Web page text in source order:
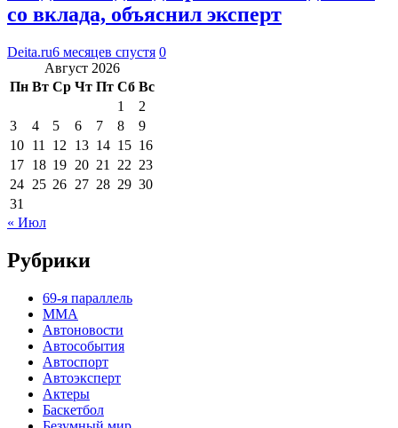
со вклада, объяснил эксперт
Deita.ru6 месяцев спустя 0
Август 2026
Пн Вт Ср Чт Пт Сб Вс
1
2
3
4 5 6 7 8
9
10 11 12 13 14 15 16
17 18 19 20 21 22 23
24 25 26 27 28 29 30
31
« Июл
Рубрики
69-я параллель
MMA
Автоновости
Автособытия
Автоспорт
Автоэксперт
Актеры
Баскетбол